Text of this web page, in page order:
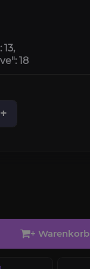
+
+ Warenkorb